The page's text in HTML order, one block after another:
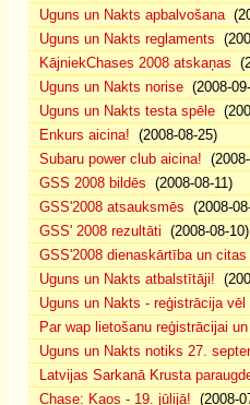
Uguns un Nakts apbalvošana
Uguns un Nakts reglaments
KājniekChases 2008 atskaņas
Uguns un Nakts norise (2008-
Uguns un Nakts testa spēle
Enkurs aicina! (2008-08-25)
Subaru power club aicina!
GSS 2008 bildēs (2008-08-11)
GSS'2008 atsauksmēs (2008-
GSS' 2008 rezultāti (2008-08-10)
GSS'2008 dienaskārtība un
Uguns un Nakts atbalstītāji!
Uguns un Nakts - reģistrācija
Par wap lietošanu reģistrācijai
Uguns un Nakts notiks 27.
Latvijas Sarkanā Krusta
Chase: Kaos - 19. jūlijā! (2008-